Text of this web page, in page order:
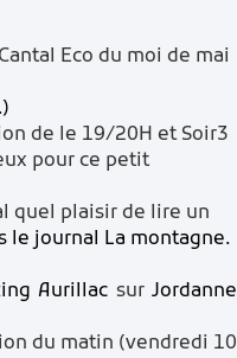
Eco du moi de mai
de le 19/20H et Soir3
pour ce petit
quel plaisir de lire un
le journal La montagne.
Aurillac surJordanne
du matin (vendredi 10